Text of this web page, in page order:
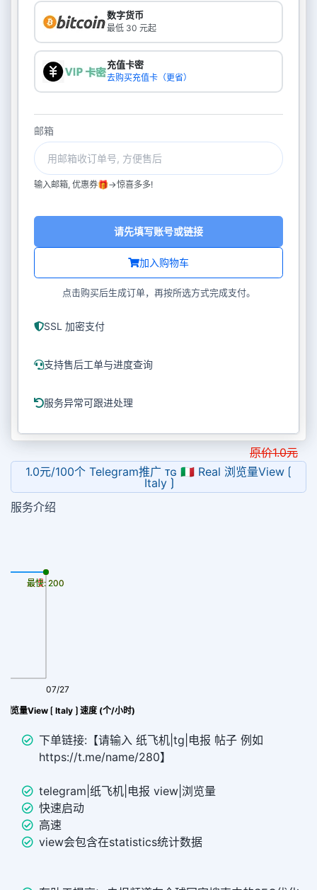
数字货币
最低 30 元起
充值卡密
去购买充值卡（更省）
邮箱
输入邮箱, 优惠券🎁->惊喜多多!
加入购物车
请先填写账号或链接
点击购买后生成订单，再按所选方式完成支付。
SSL 加密支付
支持售后工单与进度查询
服务异常可跟进处理
原价1.0元
1.0元/100个 Telegram推广 ᴛɢ 🇮🇹 Real 浏览量View ⟮
Italy ⟯
服务介绍
览量View ⟮ Italy ⟯ 速度 (个/小时)
07/27
最慢: 200
最快: 200
下单链接:【请输入 纸飞机|tg|电报 帖子 例如
https://t.me/name/280】
telegram|纸飞机|电报 view|浏览量
快速启动
高速
view会包含在statistics统计数据